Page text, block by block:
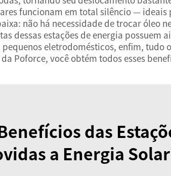
funcionam em total silêncio —
não há necessidade de trocar óleo
dessas estações de energia
eletrodomésticos, enfim, tudo
Poforce, você obtém todos esses
das
a Energia